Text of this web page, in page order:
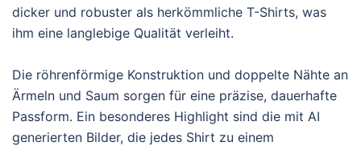
dicker und robuster als herkömmliche T-Shirts, was
ihm eine langlebige Qualität verleiht.
Die röhrenförmige Konstruktion und doppelte Nähte an
Ärmeln und Saum sorgen für eine präzise, dauerhafte
Passform. Ein besonderes Highlight sind die mit AI
generierten Bilder, die jedes Shirt zu einem